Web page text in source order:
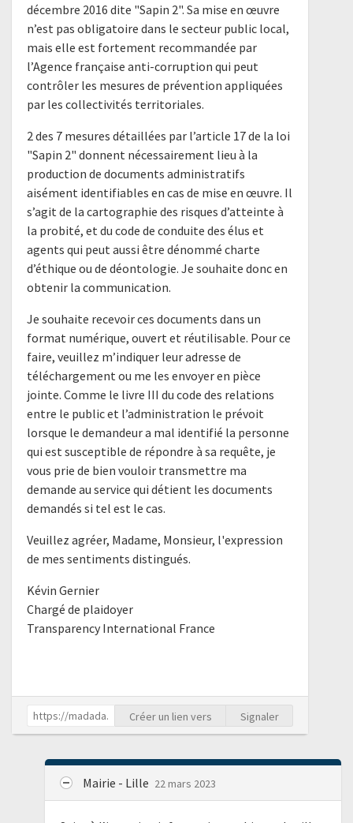
décembre 2016 dite "Sapin 2". Sa mise en œuvre
n’est pas obligatoire dans le secteur public local,
mais elle est fortement recommandée par
l’Agence française anti-corruption qui peut
contrôler les mesures de prévention appliquées
par les collectivités territoriales.
2 des 7 mesures détaillées par l’article 17 de la loi
"Sapin 2" donnent nécessairement lieu à la
production de documents administratifs
aisément identifiables en cas de mise en œuvre. Il
s’agit de la cartographie des risques d’atteinte à
la probité, et du code de conduite des élus et
agents qui peut aussi être dénommé charte
d’éthique ou de déontologie. Je souhaite donc en
obtenir la communication.
Je souhaite recevoir ces documents dans un
format numérique, ouvert et réutilisable. Pour ce
faire, veuillez m’indiquer leur adresse de
téléchargement ou me les envoyer en pièce
jointe. Comme le livre III du code des relations
entre le public et l’administration le prévoit
lorsque le demandeur a mal identifié la personne
qui est susceptible de répondre à sa requête, je
vous prie de bien vouloir transmettre ma
demande au service qui détient les documents
demandés si tel est le cas.
Veuillez agréer, Madame, Monsieur, l'expression
de mes sentiments distingués.
Kévin Gernier
Chargé de plaidoyer
Transparency International France
Créer un lien vers Signaler
Mairie - Lille 22 mars 2023